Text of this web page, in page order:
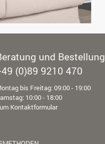
und Bestellung
(0)89 9210 470
bis Freitag: 09:00 - 19:00
10:00 - 18:00
Kontaktformular